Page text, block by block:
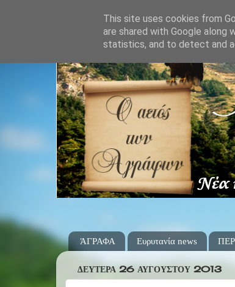
ΆΓΡΑΦΑ Ευρυτανία news
ΔΕΥΤΈΡΑ 26 ΑΥΓΟΎΣΤΟΥ 2013
This site uses cookies from
are shared with Google along
statistics, and to detect and